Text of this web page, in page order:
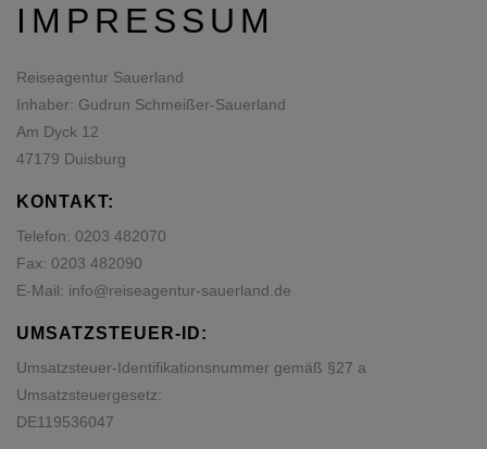
IMPRESSUM
Reiseagentur Sauerland
Inhaber: Gudrun Schmeißer-Sauerland
Am Dyck 12
47179 Duisburg
KONTAKT:
Telefon: 0203 482070
Fax: 0203 482090
E-Mail: info@reiseagentur-sauerland.de
UMSATZSTEUER-ID:
Umsatzsteuer-Identifikationsnummer gemäß §27 a
Umsatzsteuergesetz:
DE119536047